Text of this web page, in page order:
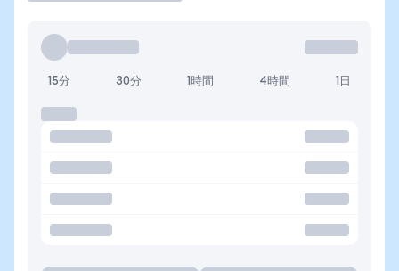
15分 30分 1時間 4時間 1日